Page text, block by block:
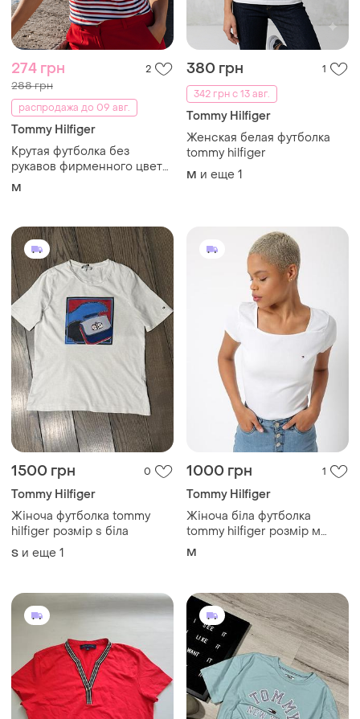
274 грн 2
288 грн
распродажа до 09 авг.
Tommy Hilfiger
Крутая футболка без
рукавов фирменного цвета
tommy hilfiger made in
M
380 грн
1
342 грн с 13 авг.
Tommy Hilfiger
Женская белая футболка
tommy hilfiger
M и еще 1
1500 грн 0
Tommy Hilfiger
Жіноча футболка tommy
hilfiger розмір s біла
S и еще 1
1000 грн 1
Tommy Hilfiger
Жіноча біла футболка
tommy hilfiger розмір м
оригінал
M